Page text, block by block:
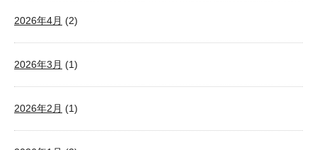
2026年4月 (2)
2026年3月 (1)
2026年2月 (1)